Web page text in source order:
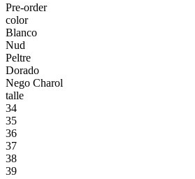
Pre-order
color
Blanco
Nud
Peltre
Dorado
Nego Charol
talle
34
35
36
37
38
39